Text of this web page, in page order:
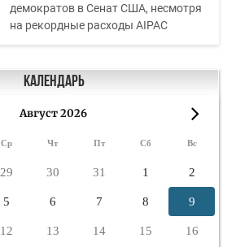
демократов в Сенат США, несмотря
на рекордные расходы AIPAC
Календарь
Август 2026
Ср Чт Пт Сб Вс
29 30 31 1 2
5 6 7 8 9
12 13 14 15 16